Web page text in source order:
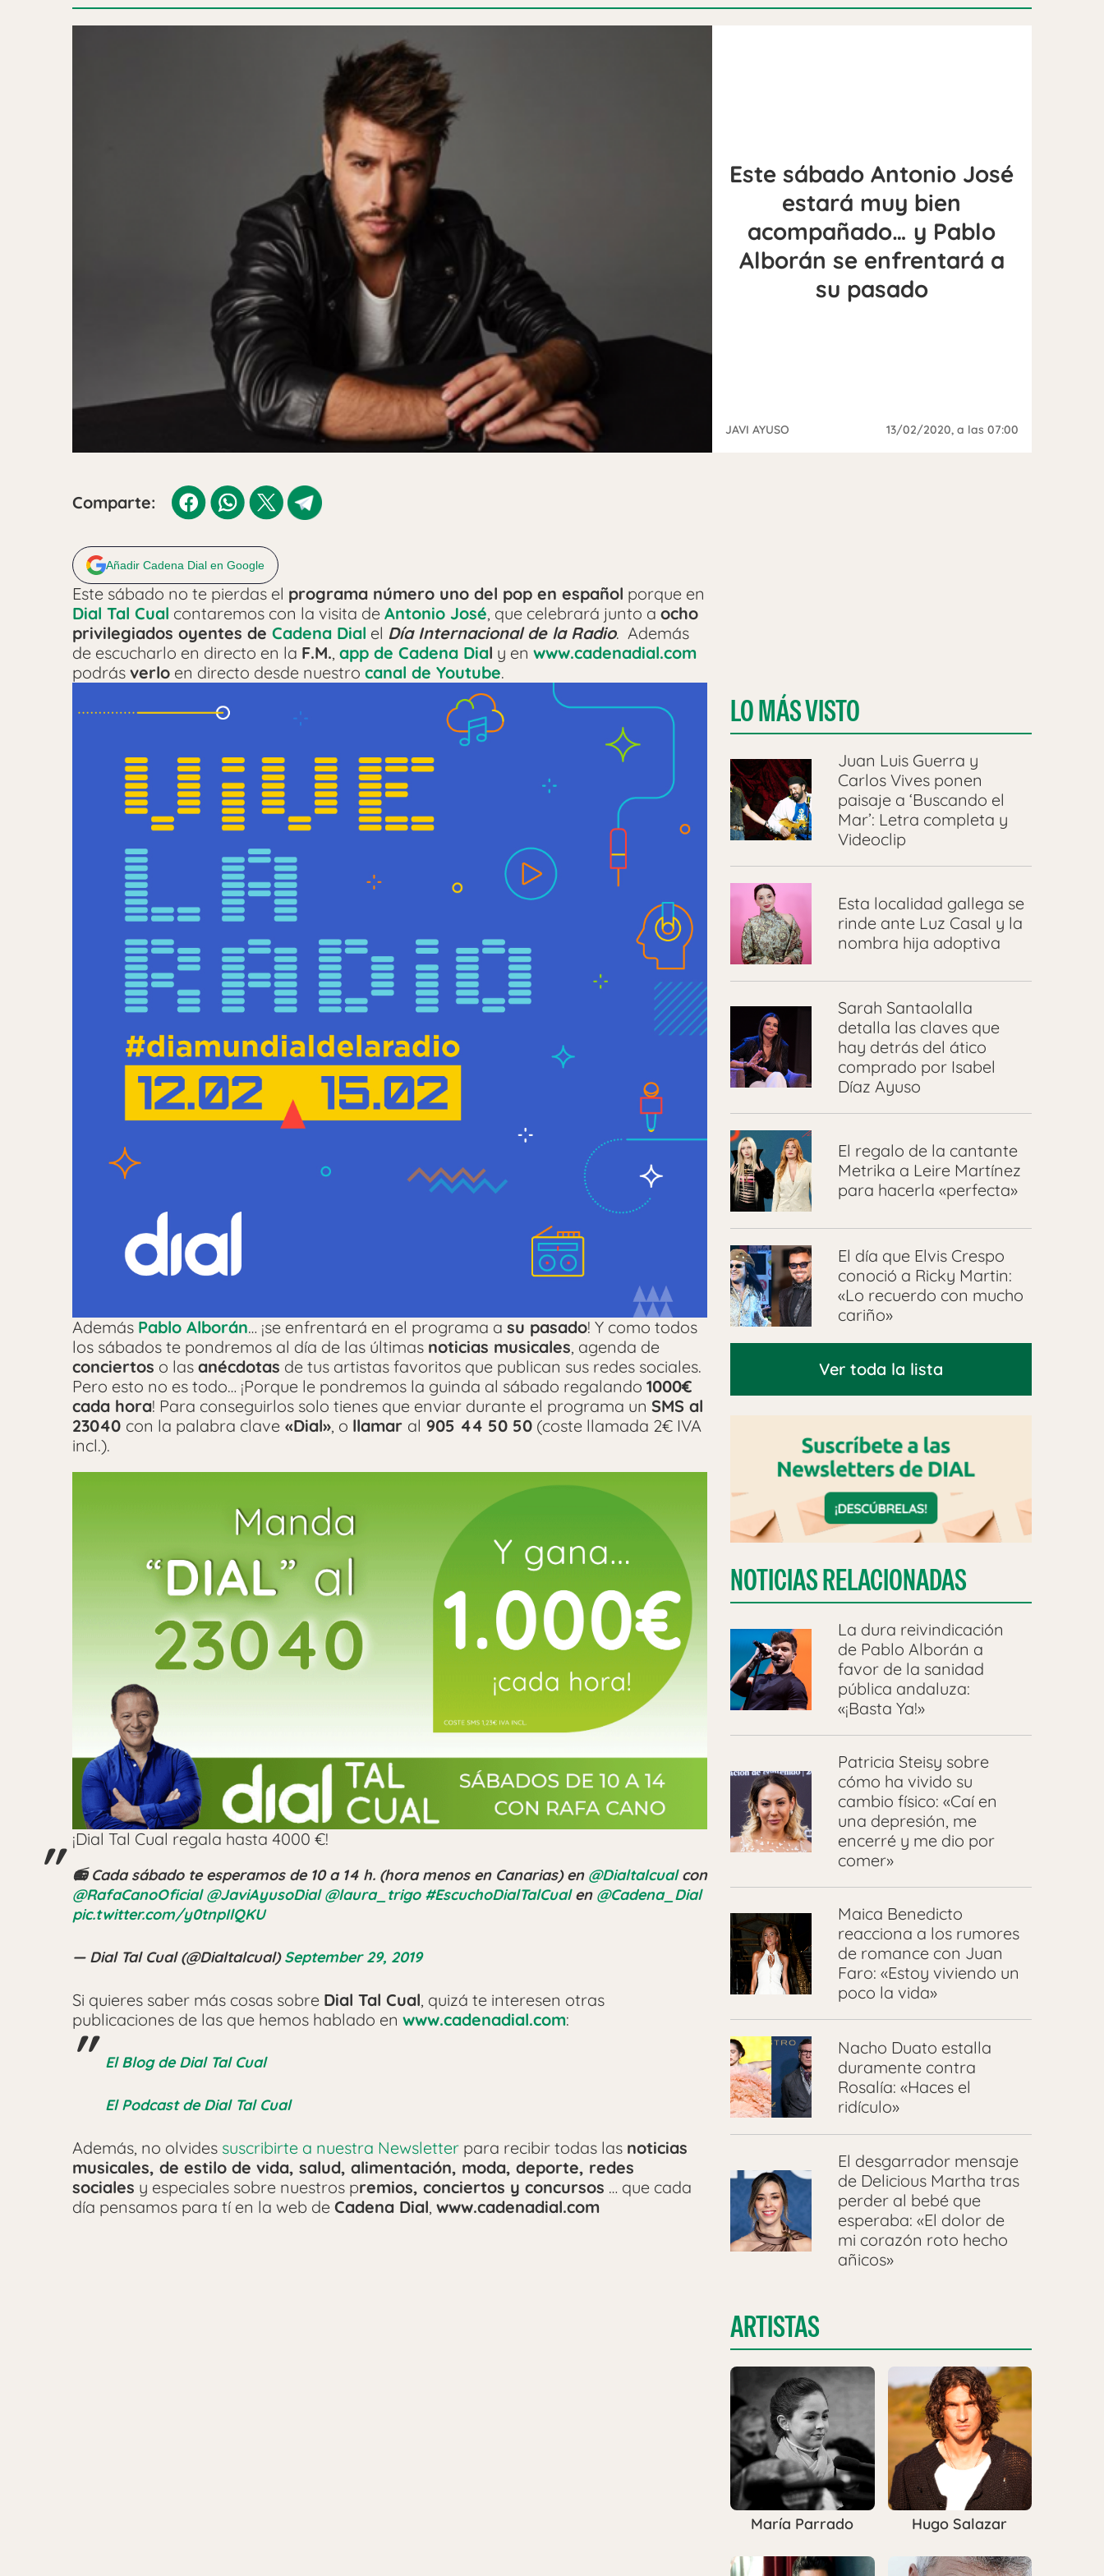
Este sábado Antonio José
estará muy bien
acompañado… y Pablo
Alborán se enfrentará a
su pasado
JAVI AYUSO 13/02/2020, a las 07:00
Comparte:
Añadir Cadena Dial en Google
Este sábado no te pierdas el programa número uno del pop en español porque en
Dial Tal Cual contaremos con la visita de Antonio José, que celebrará junto a ocho
privilegiados oyentes de Cadena Dial el Día Internacional de la Radio. Además
de escucharlo en directo en la F.M., app de Cadena Dial y en www.cadenadial.com
podrás verlo en directo desde nuestro canal de Youtube.
Además Pablo Alborán… ¡se enfrentará en el programa a su pasado! Y como todos
los sábados te pondremos al día de las últimas noticias musicales, agenda de
conciertos o las anécdotas de tus artistas favoritos que publican sus redes sociales.
Pero esto no es todo… ¡Porque le pondremos la guinda al sábado regalando 1000€
cada hora! Para conseguirlos solo tienes que enviar durante el programa un SMS al
23040 con la palabra clave «Dial», o llamar al 905 44 50 50 (coste llamada 2€ IVA
incl.).
¡Dial Tal Cual regala hasta 4000 €!
📻 Cada sábado te esperamos de 10 a 14 h. (hora menos en Canarias) en @Dialtalcualcon
@RafaCanoOficial @JaviAyusoDial @laura_trigo #EscuchoDialTalCualen @Cadena_Dial
pic.twitter.com/y0tnpIlQKU
— Dial Tal Cual (@Dialtalcual)September 29, 2019
Si quieres saber más cosas sobre Dial Tal Cual, quizá te interesen otras
publicaciones de las que hemos hablado en www.cadenadial.com:
El Blog de Dial Tal Cual
El Podcast de Dial Tal Cual
Además, no olvides suscribirte a nuestra Newsletter para recibir todas las noticias
musicales, de estilo de vida, salud, alimentación, moda, deporte, redes
sociales y especiales sobre nuestros premios, conciertos y concursos … que cada
día pensamos para tí en la web de Cadena Dial, www.cadenadial.com
LO MÁS VISTO
Juan Luis Guerra y
Carlos Vives ponen
paisaje a ‘Buscando el
Mar’: Letra completa y
Videoclip
Esta localidad gallega se
rinde ante Luz Casal y la
nombra hija adoptiva
Sarah Santaolalla
detalla las claves que
hay detrás del ático
comprado por Isabel
Díaz Ayuso
El regalo de la cantante
Metrika a Leire Martínez
para hacerla «perfecta»
El día que Elvis Crespo
conoció a Ricky Martin:
«Lo recuerdo con mucho
cariño»
Ver toda la lista
NOTICIAS RELACIONADAS
La dura reivindicación
de Pablo Alborán a
favor de la sanidad
pública andaluza:
«¡Basta Ya!»
Patricia Steisy sobre
cómo ha vivido su
cambio físico: «Caí en
una depresión, me
encerré y me dio por
comer»
Maica Benedicto
reacciona a los rumores
de romance con Juan
Faro: «Estoy viviendo un
poco la vida»
Nacho Duato estalla
duramente contra
Rosalía: «Haces el
ridículo»
El desgarrador mensaje
de Delicious Martha tras
perder al bebé que
esperaba: «El dolor de
mi corazón roto hecho
añicos»
ARTISTAS
María Parrado Hugo Salazar